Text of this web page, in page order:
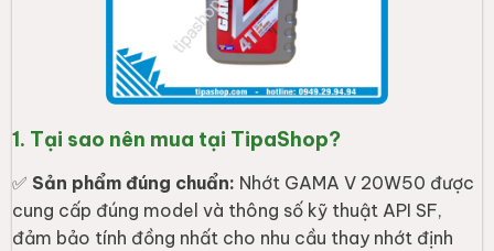
1. Tại sao nên mua tại TipaShop?
✅ Sản phẩm đúng chuẩn: Nhớt GAMA V 20W50 được
cung cấp đúng model và thông số kỹ thuật API SF,
đảm bảo tính đồng nhất cho nhu cầu thay nhớt định